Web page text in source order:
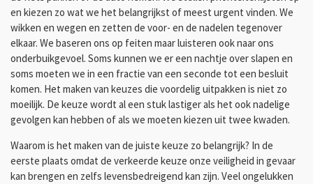
en kiezen zo wat we het belangrijkst of meest urgent vinden. We
wikken en wegen en zetten de voor- en de nadelen tegenover
elkaar. We baseren ons op feiten maar luisteren ook naar ons
onderbuikgevoel. Soms kunnen we er een nachtje over slapen en
soms moeten we in een fractie van een seconde tot een besluit
komen. Het maken van keuzes die voordelig uitpakken is niet zo
moeilijk. De keuze wordt al een stuk lastiger als het ook nadelige
gevolgen kan hebben of als we moeten kiezen uit twee kwaden.
Waarom is het maken van de juiste keuze zo belangrijk? In de
eerste plaats omdat de verkeerde keuze onze veiligheid in gevaar
kan brengen en zelfs levensbedreigend kan zijn. Veel ongelukken